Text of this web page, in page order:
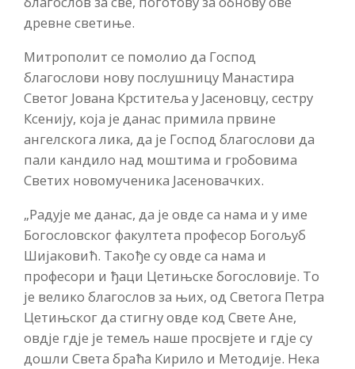
древне светиње.
Митрополит се помолио да Господ
благослови нову послушницу Манастира
Светог Јована Крститеља у Јасеновцу, сестру
Ксенију, која је данас примила првине
ангелскога лика, да је Господ благослови да
пали кандило над моштима и гробовима
Светих новомученика Јасеновачких.
„Радује ме данас, да је овде са нама и у име
Богословског факултета професор Богољуб
Шијаковић. Такође су овде са нама и
професори и ђаци Цетињске богословије. То
је велико благослов за њих, од Светога Петра
Цетињског да стигну овде код Свете Ане,
овдје гдје је темељ наше просвјете и гдје су
дошли Света браћа Кирило и Методије. Нека